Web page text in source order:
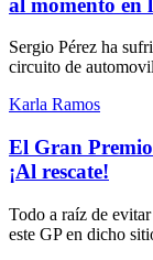
Sergio Pérez ha
circuito de
Karla Ramos
El Gran
¡Al rescate!
Todo a raíz de
este GP en dicho